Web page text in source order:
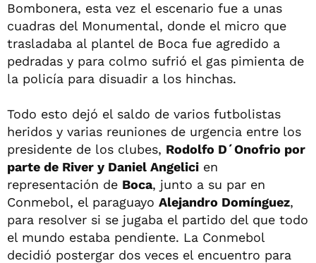
Bombonera, esta vez el escenario fue a unas
cuadras del Monumental, donde el micro que
trasladaba al plantel de Boca fue agredido a
pedradas y para colmo sufrió el gas pimienta de
la policía para disuadir a los hinchas.
Todo esto dejó el saldo de varios futbolistas
heridos y varias reuniones de urgencia entre los
presidente de los clubes, Rodolfo D´Onofrio por
parte de River y Daniel Angelici en
representación de Boca, junto a su par en
Conmebol, el paraguayo Alejandro Domínguez,
para resolver si se jugaba el partido del que todo
el mundo estaba pendiente. La Conmebol
decidió postergar dos veces el encuentro para